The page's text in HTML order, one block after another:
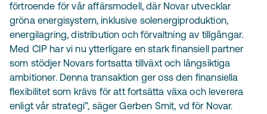
förtroende för vår affärsmodell, där Novar utvecklar
gröna energisystem, inklusive solenergiproduktion,
energilagring, distribution och förvaltning av tillgångar.
Med CIP har vi nu ytterligare en stark finansiell partner
som stödjer Novars fortsatta tillväxt och långsiktiga
ambitioner. Denna transaktion ger oss den finansiella
flexibilitet som krävs för att fortsätta växa och leverera
enligt vår strategi”, säger Gerben Smit, vd för Novar.